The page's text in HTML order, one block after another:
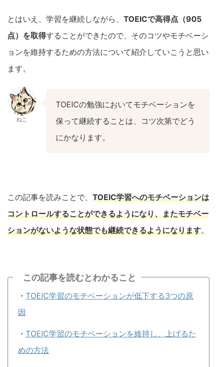
とはいえ、学習を継続しながら、 TOEICで高得点（905
点）を取得することができたので、そのコツやモチベーシ
ョンを維持するための方法について紹介していこうと思い
ます。
ねこ
TOEICの勉強においてモチベーションを
保って継続することは、コツ次第でどう
にかなります。
この記事を読みことで、 TOEIC学習へのモチベーションは
コントロールすることができるようになり、またモチベー
ションがないような状態でも継続できるようになります。
この記事を読むとわかること
・ TOEIC学習のモチベーションが低下する3つの原
因
・ TOEIC学習のモチベーションを維持し、上げるた
めの方法